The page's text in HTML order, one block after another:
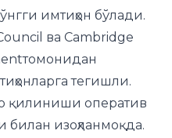
имтиҳон бўлади.
ва Cambridge
тегишли.
қилиниши оператив
билан изоҳланмоқда.